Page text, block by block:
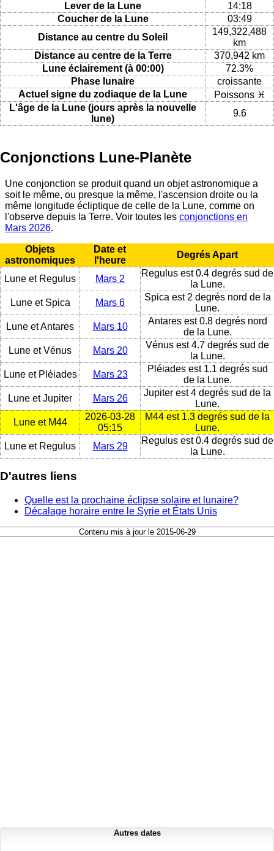
Lever de la Lune
14:18
Coucher de la Lune
03:49
Distance au centre du Soleil
149,322,488
km
Distance au centre de la Terre
370,942 km
Lune éclairement (à 00:00)
72.3%
Phase lunaire
croissante
Actuel signe du zodiaque de la Lune
Poissons ♓
L'âge de la Lune (jours après la nouvelle
lune)
9.6
Conjonctions Lune-Planète
Une conjonction se produit quand un objet astronomique a
soit le même, ou presque la même, l'ascension droite ou la
même longitude écliptique de celle de la Lune, comme on
l'observe depuis la Terre. Voir toutes les conjonctions en
Mars 2026.
Objets
astronomiques
Date et
l'heure
Degrés Apart
Lune et Regulus Mars 2
Regulus est 0.4 degrés sud de
la Lune.
Lune et Spica
Mars 6
Spica est 2 degrés nord de la
Lune.
Lune et Antares
Mars 10
Antares est 0.8 degrés nord
de la Lune.
Lune et Vénus
Mars 20
Vénus est 4.7 degrés sud de
la Lune.
Lune et Pléiades
Mars 23
Pléiades est 1.1 degrés sud
de la Lune.
Lune et Jupiter
Mars 26
Jupiter est 4 degrés sud de la
Lune.
Lune et M44
2026-03-28
05:15
M44 est 1.3 degrés sud de la
Lune.
Lune et Regulus
Mars 29
Regulus est 0.4 degrés sud de
la Lune.
D'autres liens
Quelle est la prochaine éclipse solaire et lunaire?
Décalage horaire entre le Syrie et États Unis
Contenu mis à jour le 2015-06-29
Autres dates